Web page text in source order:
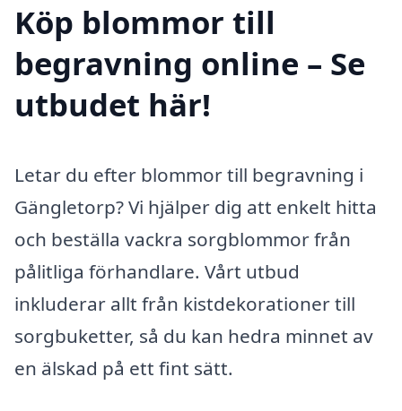
Köp blommor till
begravning online – Se
utbudet här!
Letar du efter blommor till begravning i
Gängletorp? Vi hjälper dig att enkelt hitta
och beställa vackra sorgblommor från
pålitliga förhandlare. Vårt utbud
inkluderar allt från kistdekorationer till
sorgbuketter, så du kan hedra minnet av
en älskad på ett fint sätt.